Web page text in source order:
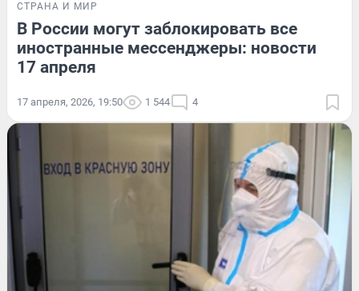
СТРАНА И МИР
В России могут заблокировать все
иностранные мессенджеры: новости
17 апреля
17 апреля, 2026, 19:50 1 544 4